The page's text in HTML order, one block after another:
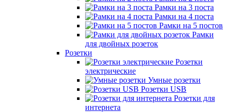
Рамки на 3 поста
Рамки на 4 поста
Рамки на 5 постов
Рамки
для двойных розеток
Розетки
Розетки
электрические
Умные розетки
Розетки USB
Розетки для
интернета